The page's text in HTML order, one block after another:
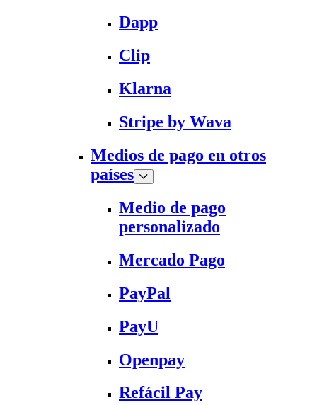
Dapp
Clip
Klarna
Stripe by Wava
Medios de pago en otros
países
Medio de pago
personalizado
Mercado Pago
PayPal
PayU
Openpay
Refácil Pay